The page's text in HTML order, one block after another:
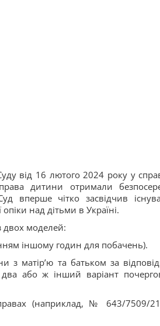
від 16 лютого 2024 року у
дитини отримали
вперше чітко засвідчив
над дітьми в Україні.
двох моделей:
іншому годин для побачень).
з матір’ю та батьком за
або ж інший варіант
(наприклад, № 643/7509/